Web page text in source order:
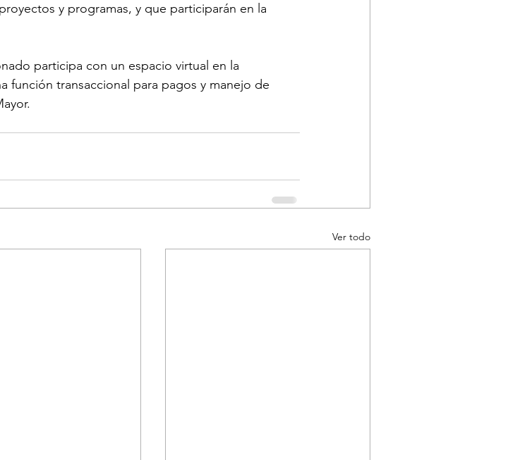
y programas, y que participarán en la
participa con un espacio virtual en la
función transaccional para pagos y manejo de
Ver todo